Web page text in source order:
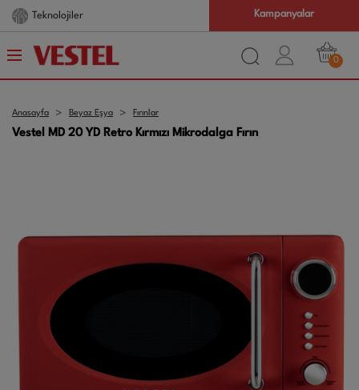
Teknolojiler Kampanyalar
0
Anasayfa Beyaz Eşya Fırınlar
Vestel MD 20 YD Retro Kırmızı Mikrodalga Fırın